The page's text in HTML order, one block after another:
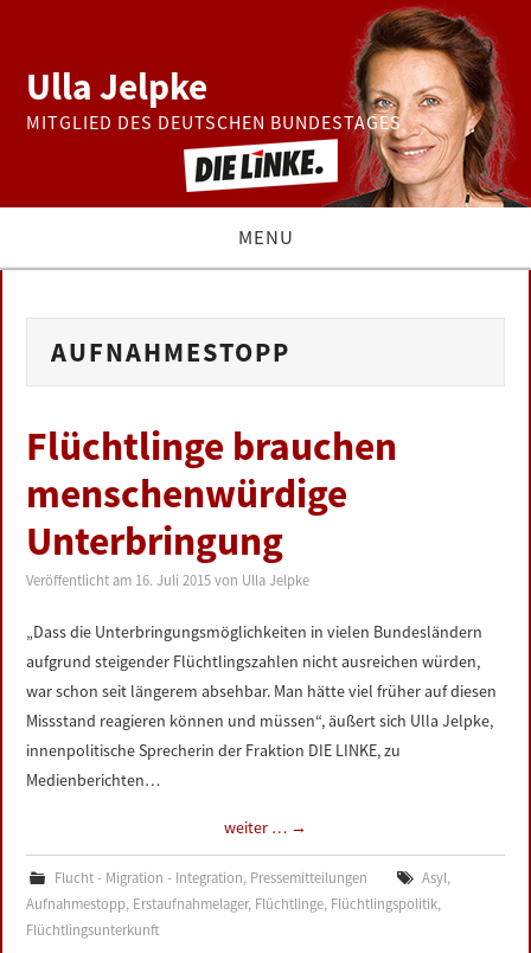
Ulla Jelpke
MITGLIED DES DEUTSCHEN BUNDESTAGES
MENU
BUNDESTAG
ZUR PERSON
LINKS
IMPRESSUM
AUFNAHMESTOPP
Flüchtlinge brauchen
menschenwürdige
Unterbringung
Veröffentlicht am 16. Juli 2015 von Ulla Jelpke
„Dass die Unterbringungsmöglichkeiten in vielen Bundesländern
aufgrund steigender Flüchtlingszahlen nicht ausreichen würden,
war schon seit längerem absehbar. Man hätte viel früher auf diesen
Missstand reagieren können und müssen“, äußert sich Ulla Jelpke,
innenpolitische Sprecherin der Fraktion DIE LINKE, zu
Medienberichten…
weiter … →
Flucht - Migration - Integration, Pressemitteilungen Asyl,
Aufnahmestopp, Erstaufnahmelager, Flüchtlinge, Flüchtlingspolitik,
Flüchtlingsunterkunft